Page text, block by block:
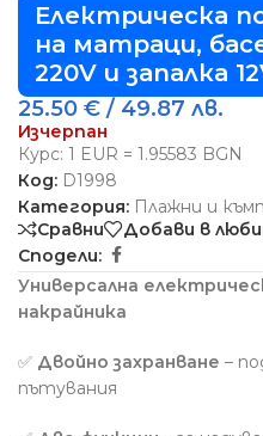
Електрическа
на матраци,
220V и запалка
25.50 € / 49.87 лв.
Изчерпан
Курс: 1 EUR = 1.95583 BGN
Код: D1998
Категория: Плажни и
Сравни
Добави в
Сподели:
Универсална
накрайника
✅ Двойно захранване –
пътувания